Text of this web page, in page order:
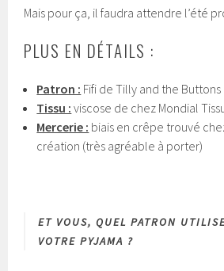
Mais pour ça, il faudra attendre l’été
PLUS EN DÉTAILS :
Patron : Fifi de Tilly and the Buttons
Tissu : viscose de chez Mondial
Mercerie : biais en crêpe trouvé
création (très agréable à porter)
ET VOUS, QUEL PATRON
VOTRE PYJAMA ?